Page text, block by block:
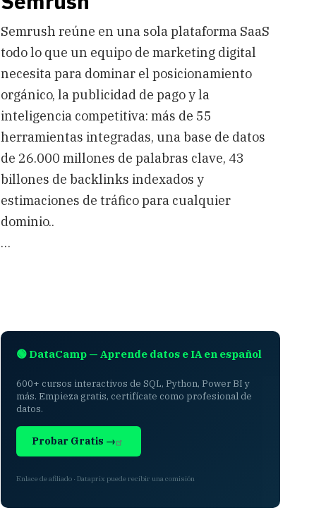
Semrush reúne en una sola plataforma SaaS
todo lo que un equipo de marketing digital
necesita para dominar el posicionamiento
orgánico, la publicidad de pago y la
inteligencia competitiva: más de 55
herramientas integradas, una base de datos
de 26.000 millones de palabras clave, 43
billones de backlinks indexados y
estimaciones de tráfico para cualquier
dominio..
…
🟢 DataCamp — Aprende datos e IA en español
600+ cursos interactivos de SQL, Python, Power BI y
más. Empieza gratis, certifícate como profesional de
datos.
Probar Gratis →
Enlace de afiliado · Dataprix puede recibir una comisión